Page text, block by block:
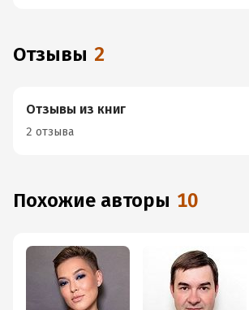
Отзывы 2
Отзывы из книг
2 отзыва
Похожие авторы 10